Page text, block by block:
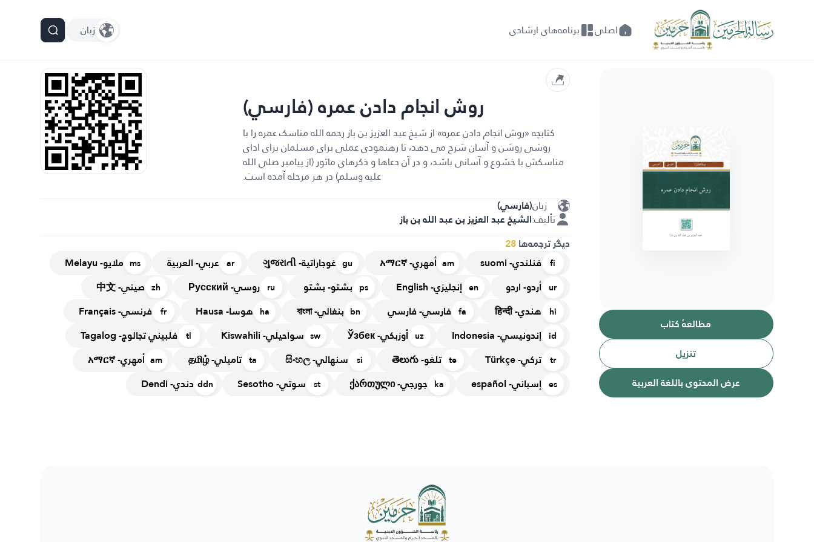
اصلی برنامه‌های ارشادی زبان
مطالعهٔ کتاب
تنزیل
عرض المحتوى باللغة العربية
روش انجام دادن عمره (فارسي)
کتابچه «روش انجام دادن عمره» از شیخ عبد العزیز بن باز رحمه الله مناسک عمره را با
روشی روشن و آسان شرح می دهد، تا رهنمودی عملی برای مسلمان برای ادای
مناسکش با خشوع و آسانی باشد، و در آن دعاها و ذکرهای ماثور (از پیامبر صلی الله
علیه وسلم) در هر مرحله آمده است.
زبان(فارسي)
تأليف:الشيخ عبد العزيز بن عبد الله بن باز
دیگر ترجمه‌ها28
fi فنلندي- suomi am أمهري- አማርኛ gu غوجاراتية- ગુજરાતી ar عربي- العربية ms ملايو- Melayu
ur أردو- اردو en إنجليزي- English ps بشتو- بشتو ru روسي- Русский zh صيني- 中文
hi هندي- हिन्दी fa فارسي- فارسي bn بنغالي- বাংলা ha هوسا- Hausa fr فرنسي- Français
id إندونيسي- Indonesia uz أوزبكي- Ўзбек sw سواحيلي- Kiswahili tl فلبيني تجالوج- Tagalog
tr تركي- Türkçe te تلغو- తెలుగు si سنهالي- සිංහල ta تاميلي- தமிழ் am أمهري- አማርኛ
es إسباني- español ka جورجي- ქართული st سوتي- Sesotho ddn دندي- Dendi